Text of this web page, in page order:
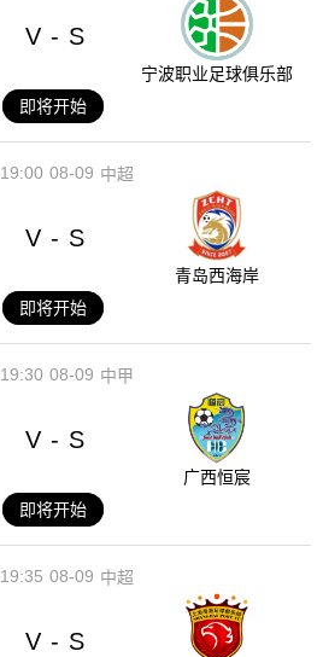
V - S
宁波职业足球俱乐部
即将开始
08-09
19:00 中超
V - S
青岛西海岸
即将开始
08-09
19:30 中甲
V - S
广西恒宸
即将开始
08-09
19:35 中超
V - S